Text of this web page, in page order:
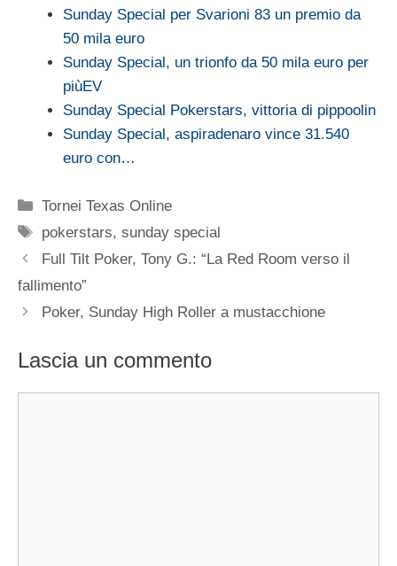
Sunday Special per Svarioni 83 un premio da
50 mila euro
Sunday Special, un trionfo da 50 mila euro per
piùEV
Sunday Special Pokerstars, vittoria di pippoolin
Sunday Special, aspiradenaro vince 31.540
euro con…
Categorie
Tornei Texas Online
Tag
pokerstars,sunday special
Full Tilt Poker, Tony G.: “La Red Room verso il
fallimento”‎
Poker, Sunday High Roller a mustacchione
Lascia un commento